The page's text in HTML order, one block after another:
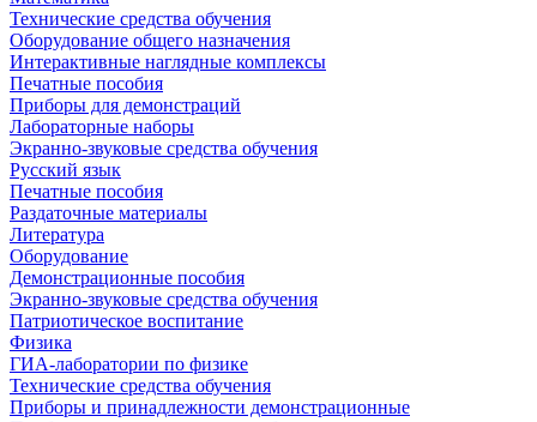
Технические средства обучения
Оборудование общего назначения
Интерактивные наглядные комплексы
Печатные пособия
Приборы для демонстраций
Лабораторные наборы
Экранно-звуковые средства обучения
Русский язык
Печатные пособия
Раздаточные материалы
Литература
Оборудование
Демонстрационные пособия
Экранно-звуковые средства обучения
Патриотическое воспитание
Физика
ГИА-лаборатории по физике
Технические средства обучения
Приборы и принадлежности демонстрационные